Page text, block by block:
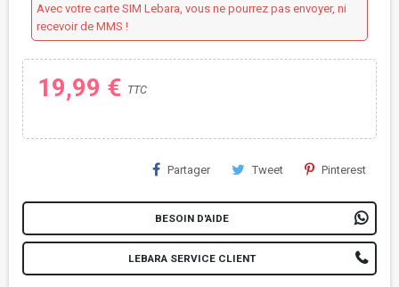
Avec votre carte SIM Lebara, vous ne pourrez pas envoyer, ni
recevoir de MMS !
19,99 € TTC
Partager Tweet Pinterest
BESOIN D'AIDE
LEBARA SERVICE CLIENT